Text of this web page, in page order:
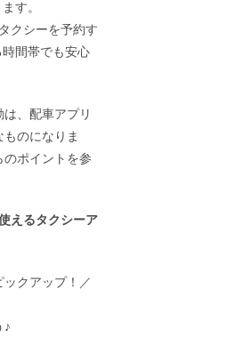
す。
クシーを予約す
間帯でも安心
、配車アプリ
のになりま
ポイントを参
えるタクシーア
クアップ！／
♪